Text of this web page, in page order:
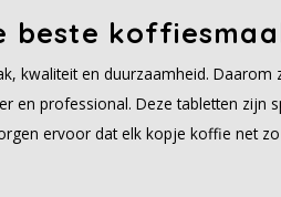
beste
kwaliteit en duurzaamheid. Daarom
en professional. Deze tabletten zijn
ervoor dat elk kopje koffie net